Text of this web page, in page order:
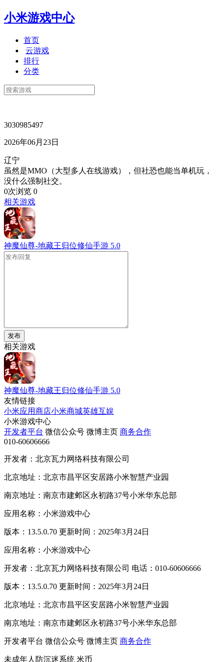
小米游戏中心
首页
云游戏
排行
分类
3030985497
2026年06月23日
辽宁
虽然是MMO（大型多人在线游戏），但社恐也能当单机玩，
没什么强制社交。
0次浏览 0
相关游戏
神魔仙尊-地藏王归位修仙手游 5.0
发布
相关游戏
神魔仙尊-地藏王归位修仙手游 5.0
友情链接
小米应用商店小米商城英雄互娱
小米游戏中心
开发者平台 微信公众号 微博主页 商务合作
010-60606666
开发者：北京瓦力网络科技有限公司
北京地址：北京市昌平区安居路小米智慧产业园
南京地址：南京市建邺区永初路37号小米华东总部
应用名称：小米游戏中心
版本：13.5.0.70 更新时间：2025年3月24日
应用名称：小米游戏中心
开发者：北京瓦力网络科技有限公司 电话：010-60606666
版本：13.5.0.70 更新时间：2025年3月24日
北京地址：北京市昌平区安居路小米智慧产业园
南京地址：南京市建邺区永初路37号小米华东总部
开发者平台 微信公众号 微博主页 商务合作
未成年人防沉迷系统 米币